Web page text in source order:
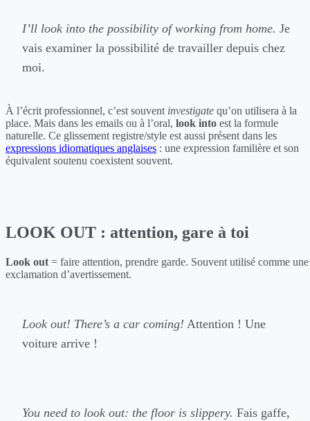
I’ll look into the possibility of working from home. Je
vais examiner la possibilité de travailler depuis chez
moi.
À l’écrit professionnel, c’est souvent investigate qu’on utilisera à la
place. Mais dans les emails ou à l’oral, look into est la formule
naturelle. Ce glissement registre/style est aussi présent dans les
expressions idiomatiques anglaises : une expression familière et son
équivalent soutenu coexistent souvent.
LOOK OUT : attention, gare à toi
Look out = faire attention, prendre garde. Souvent utilisé comme une
exclamation d’avertissement.
Look out! There’s a car coming! Attention ! Une
voiture arrive !
You need to look out: the floor is slippery. Fais gaffe,